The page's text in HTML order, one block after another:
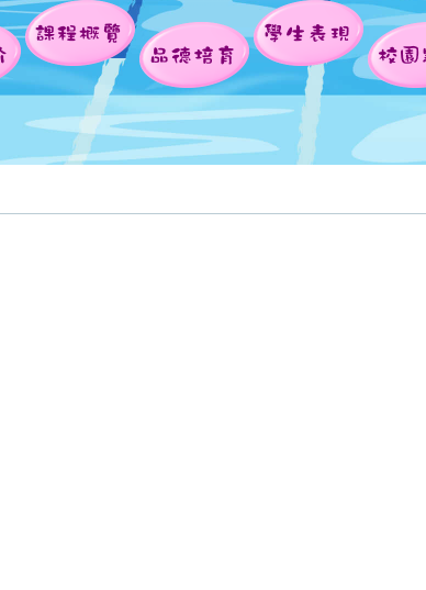
課程概覽
品德培育
學生表現
校